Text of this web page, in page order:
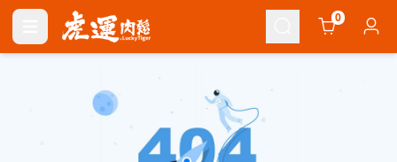
Cart0